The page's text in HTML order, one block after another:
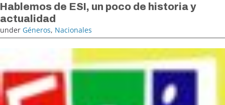
Hablemos de ESI, un poco de historia y
actualidad
under Géneros, Nacionales